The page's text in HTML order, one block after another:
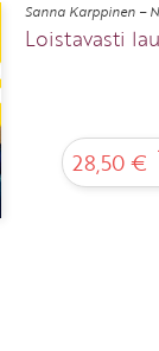
Sanna Karppinen –
Loistavasti
28,50 €